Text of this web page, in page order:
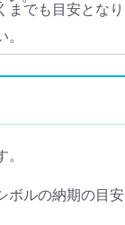
でも目安となり
。
ルの納期の目